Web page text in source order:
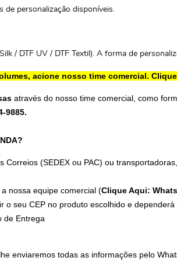
de personalização disponíveis.
/ DTF UV / DTF Textil). A forma de
acione nosso time comercial.
através do nosso time comercial, como
9885.
Correios (SEDEX ou PAC) ou
nossa equipe comercial (Clique Aqui:
o seu CEP no produto escolhido e
de Entrega
enviaremos todas as informações pelo